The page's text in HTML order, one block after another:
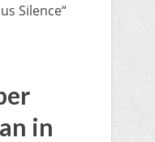
Silence“
in